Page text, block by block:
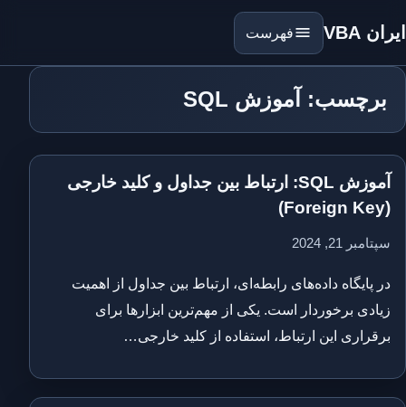
ایران VBA فهرست
برچسب: آموزش SQL
آموزش SQL: ارتباط بین جداول و کلید خارجی
(Foreign Key)
سپتامبر 21, 2024
در پایگاه‌ داده‌های رابطه‌ای، ارتباط بین جداول از اهمیت
زیادی برخوردار است. یکی از مهم‌ترین ابزارها برای
برقراری این ارتباط، استفاده از کلید خارجی…